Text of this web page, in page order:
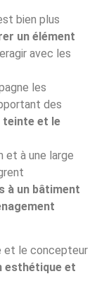
bien plus
un élément
avec les
les
des
teinte et le
et à une large
à un bâtiment
et le concepteur
esthétique et